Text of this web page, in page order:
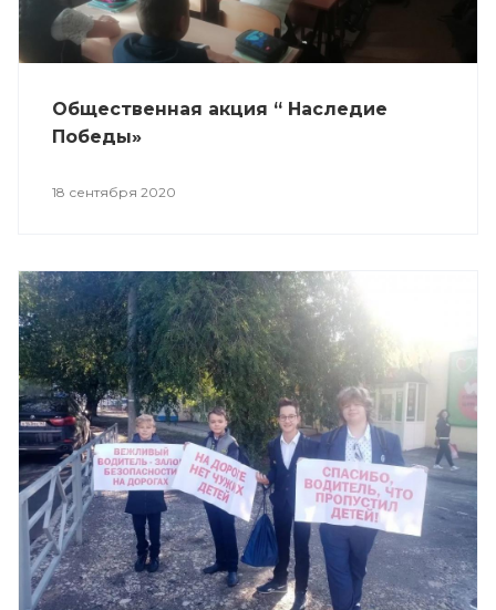
Общественная акция “ Наследие
Победы»
18 сентября 2020